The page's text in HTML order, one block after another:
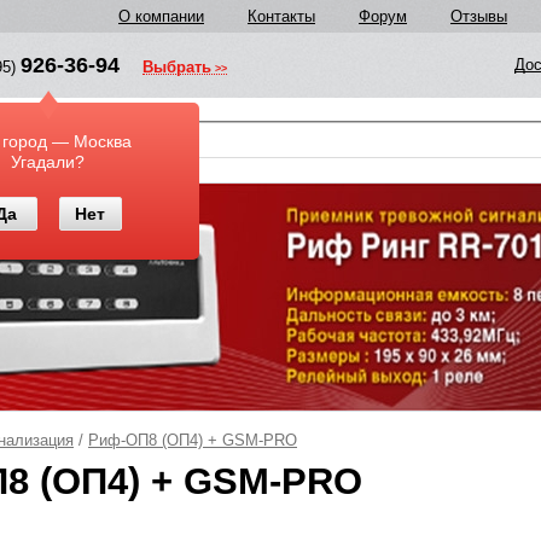
О компании Контакты Форум Отзывы
926-36-94
— Москва
Угадали?
Нет
Выбрать
/ Риф-ОП8 (ОП4) + GSM-PRO
(ОП4) + GSM-PRO